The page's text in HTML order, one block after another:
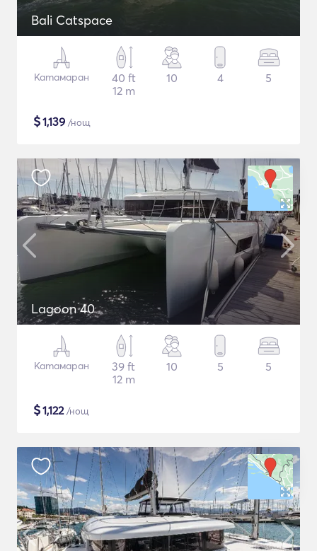
Bali Catspace
Катамаран
40 ft
12 m
10 4 5
$1,139 /нощ
Lagoon 40
Катамаран
39 ft
12 m
10 5 5
$1,122/нощ